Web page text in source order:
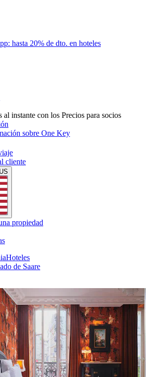
hasta 20% de dto. en hoteles
al instante con los Precios para socios
sobre One Key
cliente
propiedad
Hoteles
de Saare